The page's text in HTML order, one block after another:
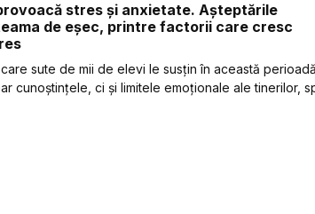
stres și anxietate. Așteptările
de eșec, printre factorii care cresc
sute de mii de elevi le susțin în această perioadă
cunoștințele, ci și limitele emoționale ale tinerilor,